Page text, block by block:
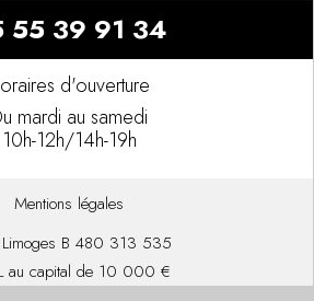
55 39 91 34
d'ouverture
mardi au samedi
10h-12h/14h-19h
Mentions légales
Limoges B 480 313 535
au capital de 10 000 €